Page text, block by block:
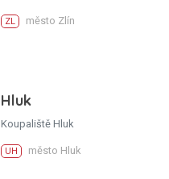
ZL město Zlín
Hluk
Koupaliště Hluk
UH město Hluk